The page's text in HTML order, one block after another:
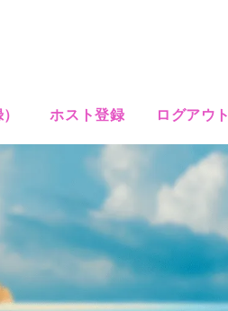
ホスト登録 ログアウト